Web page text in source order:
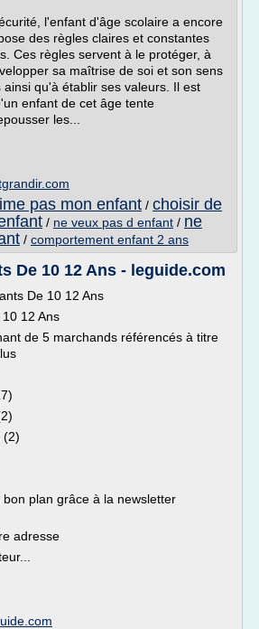
l'enfant d'âge scolaire a encore
des règles claires et constantes
Ces règles servent à le protéger, à
sa maîtrise de soi et son sens
qu'à établir ses valeurs. Il est
enfant de cet âge tente
les...
pas mon enfant / choisir de
/ ne veux pas d enfant / ne
/ comportement enfant 2 ans
De 10 12 Ans - leguide.com
De 10 12 Ans
12 Ans
de 5 marchands référencés à titre
(2)
plan grâce à la newsletter
adresse